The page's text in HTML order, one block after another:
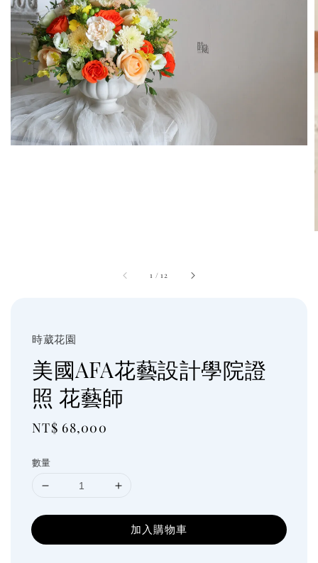
1 /12
時葳花園
美國AFA花藝設計學院證
照 花藝師
Regular
NT$ 68,000
數量
加入購物車